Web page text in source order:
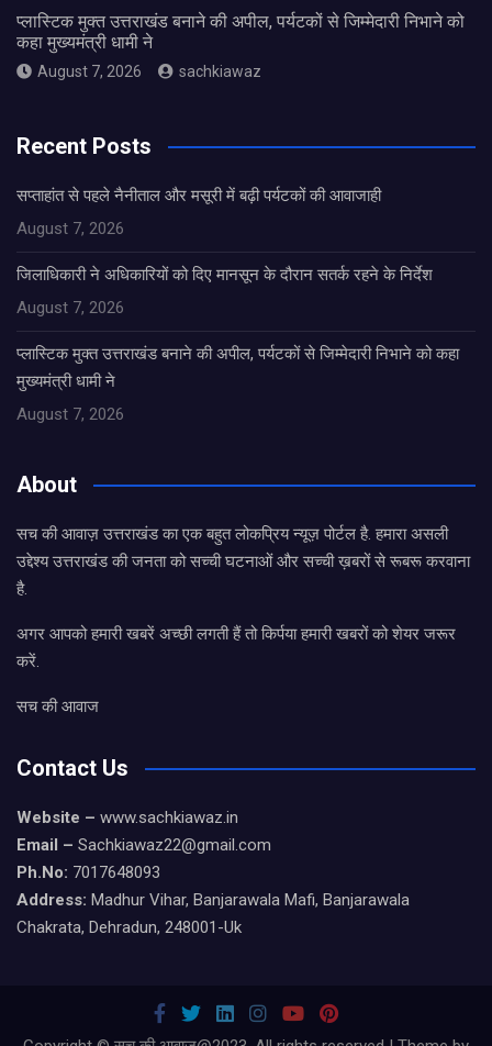
प्लास्टिक मुक्त उत्तराखंड बनाने की अपील, पर्यटकों से जिम्मेदारी निभाने को
कहा मुख्यमंत्री धामी ने
August 7, 2026 sachkiawaz
Recent Posts
सप्ताहांत से पहले नैनीताल और मसूरी में बढ़ी पर्यटकों की आवाजाही
August 7, 2026
जिलाधिकारी ने अधिकारियों को दिए मानसून के दौरान सतर्क रहने के निर्देश
August 7, 2026
प्लास्टिक मुक्त उत्तराखंड बनाने की अपील, पर्यटकों से जिम्मेदारी निभाने को कहा
मुख्यमंत्री धामी ने
August 7, 2026
About
सच की आवाज़ उत्तराखंड का एक बहुत लोकप्रिय न्यूज़ पोर्टल है. हमारा असली
उद्देश्य उत्तराखंड की जनता को सच्ची घटनाओं और सच्ची ख़बरों से रूबरू करवाना
है.
अगर आपको हमारी खबरें अच्छी लगती हैं तो किर्पया हमारी खबरों को शेयर जरूर
करें.
सच की आवाज
Contact Us
Website – www.sachkiawaz.in
Email – Sachkiawaz22@gmail.com
Ph.No: 7017648093
Address: Madhur Vihar, Banjarawala Mafi, Banjarawala
Chakrata, Dehradun, 248001-Uk